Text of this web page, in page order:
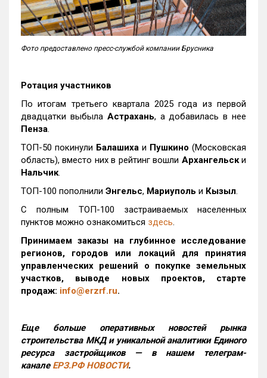
Фото предоставлено пресс-службой компании Брусника
Ротация участников
По итогам третьего квартала 2025 года из первой
двадцатки выбыла Астрахань, а добавилась в нее
Пенза.
ТОП-50 покинули Балашиха и Пушкино (Московская
область), вместо них в рейтинг вошли Архангельски
Нальчик.
ТОП-100 пополнили Энгельс, Мариуполь и Кызыл.
С полным ТОП-100 застраиваемых населенных
пунктов можно ознакомиться здесь.
Принимаем заказы на глубинное исследование
регионов, городов или локаций для принятия
управленческих решений о покупке земельных
участков, выводе новых проектов, старте
продаж: info@erzrf.ru.
Еще больше оперативных новостей рынка
строительства МКД и уникальной аналитики Единого
ресурса застройщиков — в нашем телеграм-
канале ЕРЗ.РФ НОВОСТИ.